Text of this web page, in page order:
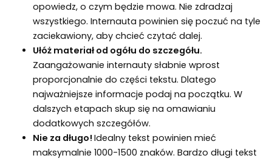
opowiedz, o czym będzie mowa. Nie zdradzaj
wszystkiego. Internauta powinien się poczuć na tyle
zaciekawiony, aby chcieć czytać dalej.
Ułóż materiał od ogółu do szczegółu.
Zaangażowanie internauty słabnie wprost
proporcjonalnie do części tekstu. Dlatego
najważniejsze informacje podaj na początku. W
dalszych etapach skup się na omawianiu
dodatkowych szczegółów.
Nie za długo! Idealny tekst powinien mieć
maksymalnie 1000-1500 znaków. Bardzo długi tekst